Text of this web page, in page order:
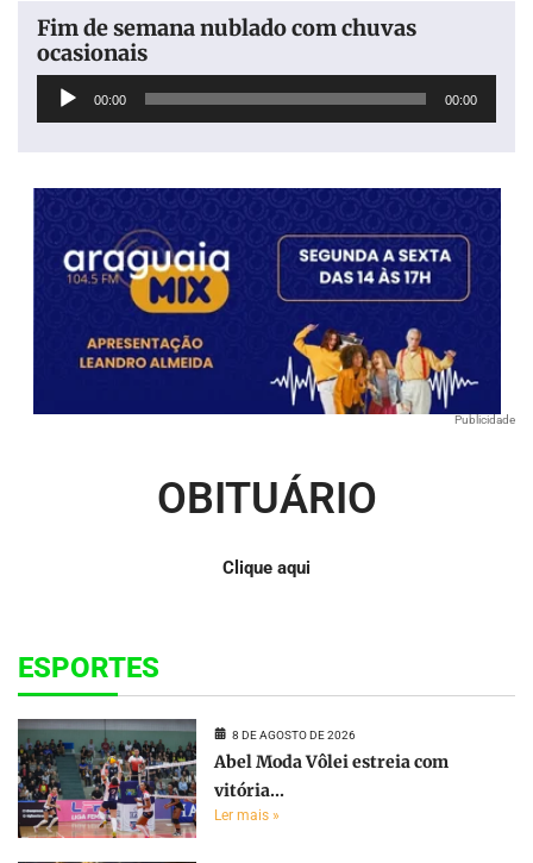
Fim de semana nublado com chuvas
ocasionais
Tocador
00:00 00:00
Publicidade
OBITUÁRIO
Clique aqui
ESPORTES
8 DE AGOSTO DE 2026
Abel Moda Vôlei estreia com
vitória...
Ler mais »